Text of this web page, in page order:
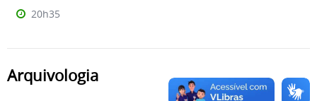
20h35
Arquivologia